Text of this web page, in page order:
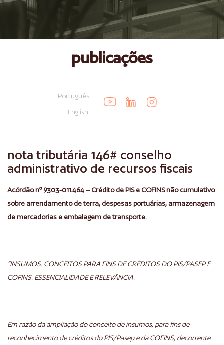
publicações
Português
English
nota tributária 146# conselho
administrativo de recursos fiscais
Acórdão nº 9303-011.464 – Crédito de PIS e COFINS não cumulativo
sobre arrendamento de terra, despesas portuárias, armazenagem
de mercadorias e embalagem de transporte.
“INSUMOS. CONCEITOS PARA FINS DE CRÉDITOS DO PIS/PASEP E
COFINS. ESSENCIALIDADE E RELEVÂNCIA.
Em razão da ampliação do conceito de insumos, para fins de
reconhecimento de créditos do PIS/Pasep e da COFINS, decorrente